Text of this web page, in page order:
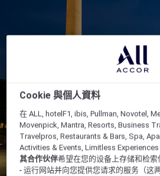
Cookie 與個人資料
在 ALL, hotelF1, ibis, Pullman, Novotel,
Movenpick, Mantra, Resorts, Business
Travelpros, Restaurants & Bars, Spa,
Activities & Events, Limitless
其合作伙伴希望在您的设备上存储和检索
- 运行网站并向您提供您请求的服务（这